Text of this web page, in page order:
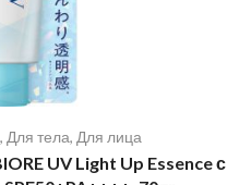
, Для тела, Для лица
UV Light Up Essence с